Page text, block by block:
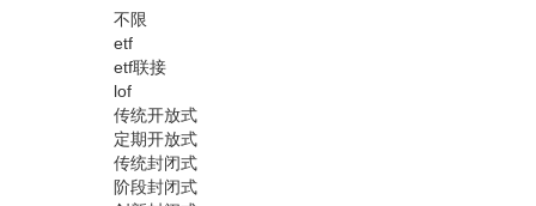
不限
etf
etf联接
lof
传统开放式
定期开放式
传统封闭式
阶段封闭式